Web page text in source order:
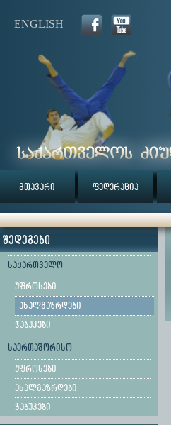
ENGLISH
მთავარი ფედერაცია
შედეგები
საქართველო
უფროსები
ახალგაზრდები
ჭაბუკები
საერთაშორისო
უფროსები
ახალგაზრდები
ჭაბუკები